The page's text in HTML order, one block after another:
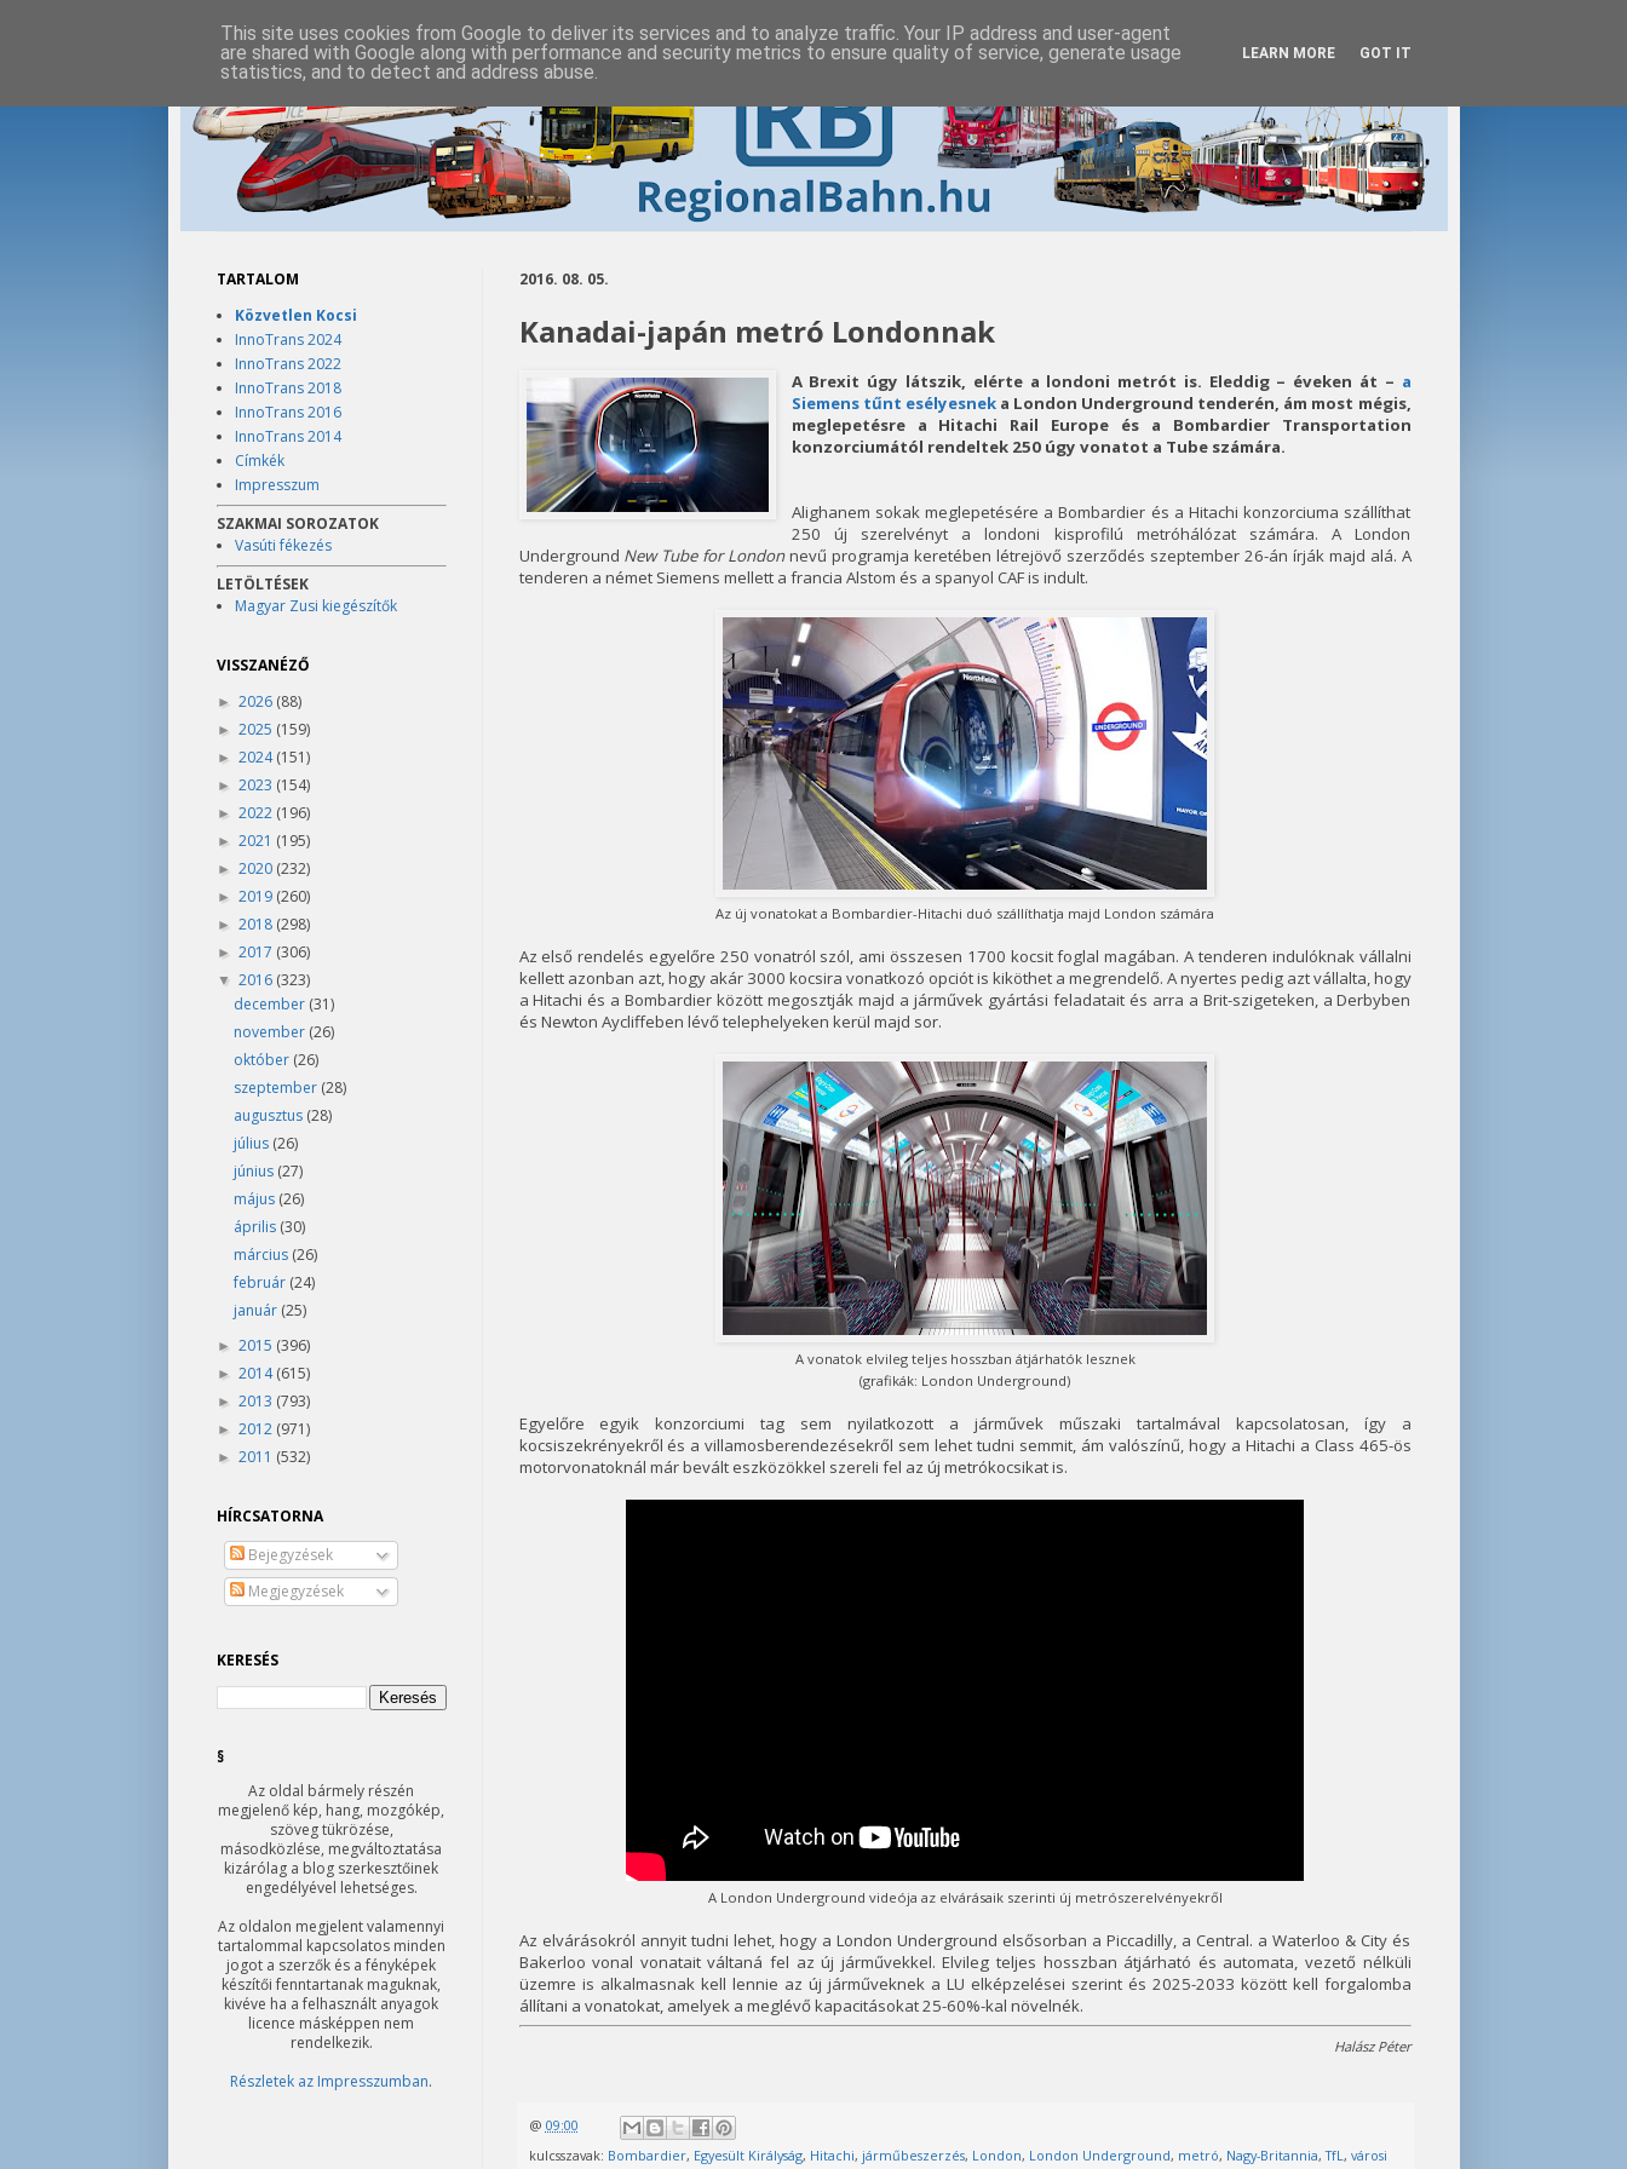
2016. 08. 05.
Kanadai-japán metró Londonnak
A Brexit úgy látszik, elérte a londoni metrót is. Eleddig – éveken át – a
Siemens tűnt esélyesneka London Underground tenderén, ám most mégis,
meglepetésre a Hitachi Rail Europe és a Bombardier Transportation
konzorciumától rendeltek 250 úgy vonatot a Tube számára.
Alighanem sokak meglepetésére a Bombardier és a Hitachi konzorciuma szállíthat
250 új szerelvényt a londoni kisprofilú metróhálózat számára. A London
Underground New Tube for Londonnevű programja keretében létrejövő szerződés szeptember 26-án írják majd alá. A
tenderen a német Siemens mellett a francia Alstom és a spanyol CAF is indult.
Az új vonatokat a Bombardier-Hitachi duó szállíthatja majd London számára
Az első rendelés egyelőre 250 vonatról szól, ami összesen 1700 kocsit foglal magában. A tenderen indulóknak vállalni
kellett azonban azt, hogy akár 3000 kocsira vonatkozó opciót is kiköthet a megrendelő. A nyertes pedig azt vállalta, hogy
a Hitachi és a Bombardier között megosztják majd a járművek gyártási feladatait és arra a Brit-szigeteken, a Derbyben
és Newton Aycliffeben lévő telephelyeken kerül majd sor.
A vonatok elvileg teljes hosszban átjárhatók lesznek
(grafikák: London Underground)
Egyelőre egyik konzorciumi tag sem nyilatkozott a járművek műszaki tartalmával kapcsolatosan, így a
kocsiszekrényekről és a villamosberendezésekről sem lehet tudni semmit, ám valószínű, hogy a Hitachi a Class 465-ös
motorvonatoknál már bevált eszközökkel szereli fel az új metrókocsikat is.
A London Underground videója az elvárásaik szerinti új metrószerelvényekről
Az elvárásokról annyit tudni lehet, hogy a London Underground elsősorban a Piccadilly, a Central. a Waterloo & City és
Bakerloo vonal vonatait váltaná fel az új járművekkel. Elvileg teljes hosszban átjárható és automata, vezető nélküli
üzemre is alkalmasnak kell lennie az új járműveknek a LU elképzelései szerint és 2025-2033 között kell forgalomba
állítani a vonatokat, amelyek a meglévő kapacitásokat 25-60%-kal növelnék.
Halász Péter
@ 09:00
kulcsszavak: Bombardier, Egyesült Királyság, Hitachi, járműbeszerzés, London, London Underground, metró, Nagy-Britannia,TfL , városi
TARTALOM
Közvetlen Kocsi
InnoTrans 2024
InnoTrans 2022
InnoTrans 2018
InnoTrans 2016
InnoTrans 2014
Címkék
Impresszum
SZAKMAI SOROZATOK
Vasúti fékezés
LETÖLTÉSEK
Magyar Zusi kiegészítők
VISSZANÉZŐ
► 2026 (88)
► 2025 (159)
► 2024(151)
► 2023 (154)
► 2022 (196)
► 2021 (195)
► 2020 (232)
► 2019 (260)
► 2018 (298)
► 2017 (306)
▼ 2016 (323)
december (31)
november (26)
október (26)
szeptember (28)
augusztus (28)
július (26)
június (27)
május (26)
április (30)
március (26)
február (24)
január (25)
► 2015 (396)
► 2014(615)
► 2013 (793)
► 2012 (971)
► 2011 (532)
HÍRCSATORNA
Bejegyzések
Megjegyzések
KERESÉS
§
Az oldal bármely részén
megjelenő kép, hang, mozgókép,
szöveg tükrözése,
másodközlése, megváltoztatása
kizárólag a blog szerkesztőinek
engedélyével lehetséges.
Az oldalon megjelent valamennyi
tartalommal kapcsolatos minden
jogot a szerzők és a fényképek
készítői fenntartanak maguknak,
kivéve ha a felhasznált anyagok
licence másképpen nem
rendelkezik.
Részletek az Impresszumban.
This site uses cookies from Google to deliver its services and to analyze traffic. Your IP address and user-agent
are shared with Google along with performance and security metrics to ensure quality of service, generate usage
statistics, and to detect and address abuse.
LEARN MORE GOT IT